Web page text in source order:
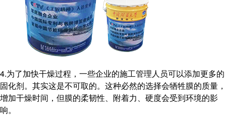
4.为了加快干燥过程，一些企业的施工管理人员可以添加更多的
固化剂。其实这是不可取的。这种必然的选择会牺牲膜的质量，
增加干燥时间，但膜的柔韧性、附着力、硬度会受到环境的影
响。